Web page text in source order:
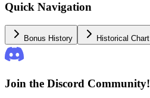
Quick Navigation
Bonus History Historical Chart
Join the Discord Community!